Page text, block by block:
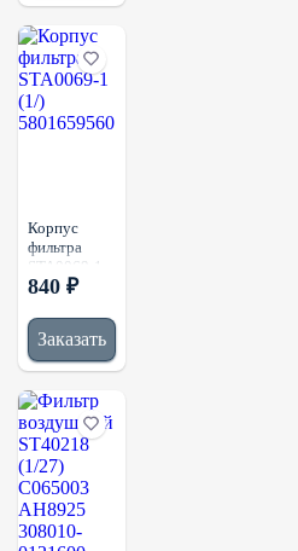
Корпус
фильтра
STA0069-1
(1/)
840 ₽
Заказать